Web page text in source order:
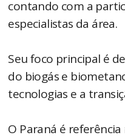
contando com a
especialistas da área.
Seu foco principal é
do biogás e
tecnologias e a
O Paraná é